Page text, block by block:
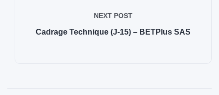
NEXT POST
Cadrage Technique (J-15) – BETPlus SAS